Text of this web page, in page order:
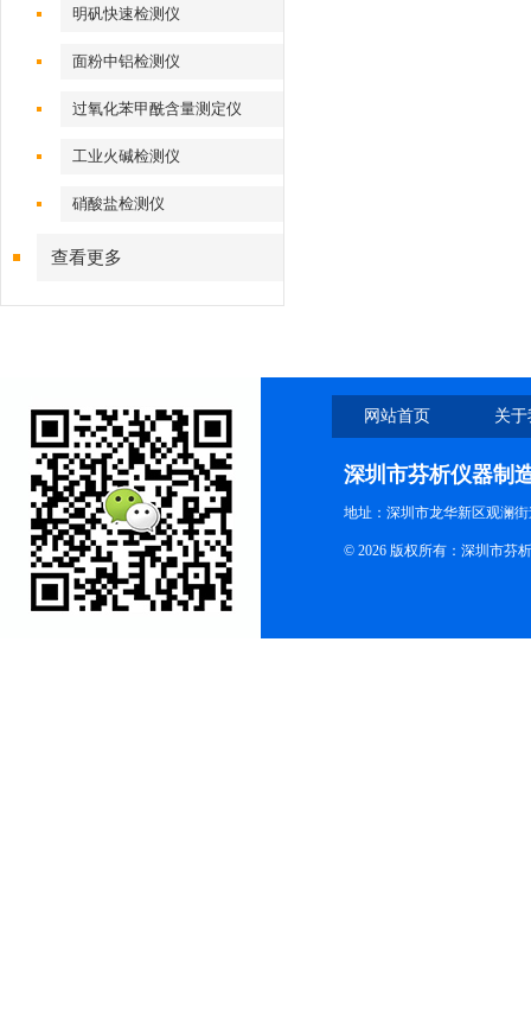
明矾快速检测仪
面粉中铝检测仪
过氧化苯甲酰含量测定仪
工业火碱检测仪
硝酸盐检测仪
查看更多
网站首页 关
深圳市芬析仪器制
地址：深圳市龙华新区观澜
© 2026 版权所有：深圳市芬